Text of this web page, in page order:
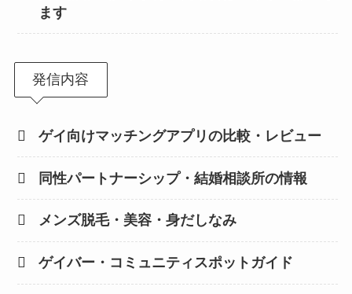
ます
発信内容
ゲイ向けマッチングアプリの比較・レビュー
同性パートナーシップ・結婚相談所の情報
メンズ脱毛・美容・身だしなみ
ゲイバー・コミュニティスポットガイド